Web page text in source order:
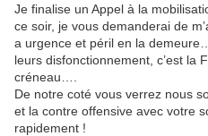
Je finalise un Appel à la
ce soir, je vous demanderai de
a urgence et péril en la
leurs disfonctionnement, c’est la
créneau….
De notre coté vous verrez nous
et la contre offensive avec votre
rapidement !